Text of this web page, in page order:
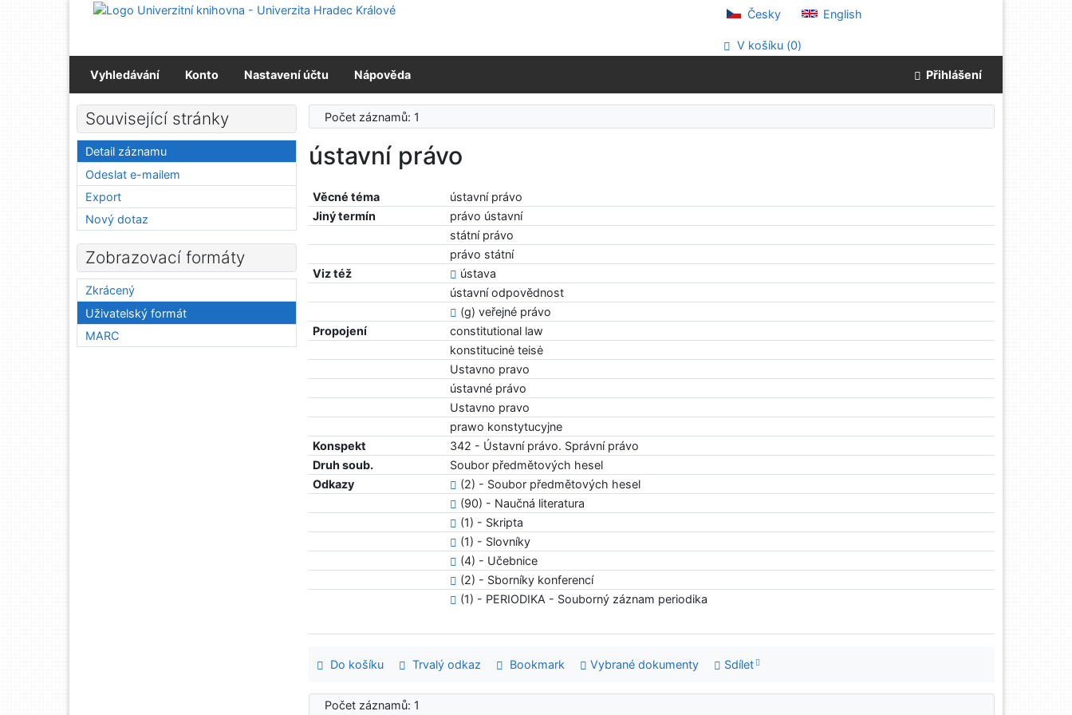
Přejít na obsah
Česky English
V košíku (0)
Vyhledávání Konto Nastavení účtu Nápověda Přihlášení
Počet záznamů: 1
ústavní právo
Věcné téma
ústavní právo
Jiný termín
právo ústavní
státní právo
právo státní
Viz též
ústava
ústavní odpovědnost
(g) veřejné právo
Propojení
constitutional law
konstitucinė teisė
Ustavno pravo
ústavné právo
Ustavno pravo
prawo konstytucyjne
Konspekt
342 - Ústavní právo. Správní právo
Druh soub.
Soubor předmětových hesel
Odkazy
(2) - Soubor předmětových hesel
(90) - Naučná literatura
(1) - Skripta
(1) - Slovníky
(4) - Učebnice
(2) - Sborníky konferencí
(1) - PERIODIKA - Souborný záznam periodika
Do košíku Trvalý odkaz Bookmark Vybrané dokumenty Sdílet
Počet záznamů: 1
Související stránky
Detail záznamu
Odeslat e-mailem
Export
Nový dotaz
Zobrazovací formáty
Zkrácený
Uživatelský formát
MARC